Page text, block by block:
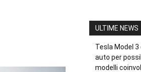
ULTIME NEWS
Tesla Model 3
auto per
modelli